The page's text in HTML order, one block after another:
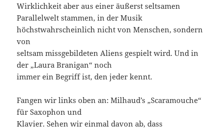
Wirklichkeit aber aus einer äußerst seltsamen
Parallelwelt stammen, in der Musik
höchstwahrscheinlich nicht von Menschen, sondern
von
seltsam missgebildeten Aliens gespielt wird. Und in
der „Laura Branigan“ noch
immer ein Begriff ist, den jeder kennt.
Fangen wir links oben an: Milhaud’s „Scaramouche“
für Saxophon und
Klavier. Sehen wir einmal davon ab, dass